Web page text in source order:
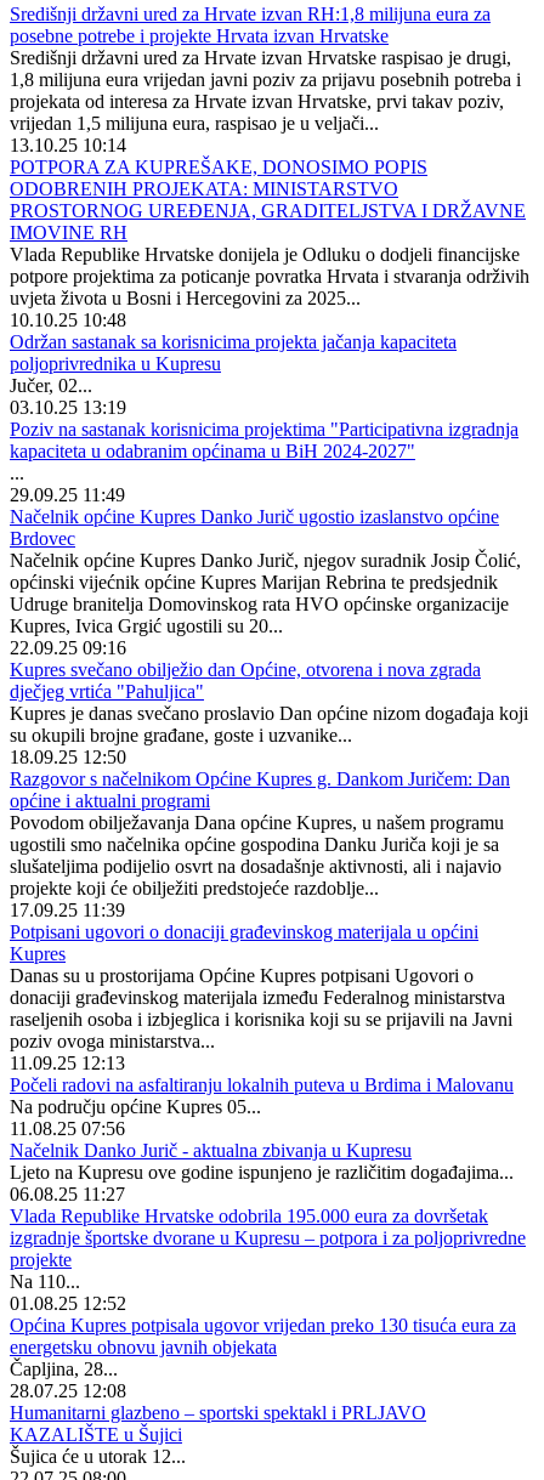
Središnji državni ured za Hrvate izvan RH:1,8 milijuna eura za
posebne potrebe i projekte Hrvata izvan Hrvatske
Središnji državni ured za Hrvate izvan Hrvatske raspisao je drugi,
1,8 milijuna eura vrijedan javni poziv za prijavu posebnih potreba i
projekata od interesa za Hrvate izvan Hrvatske, prvi takav poziv,
vrijedan 1,5 milijuna eura, raspisao je u veljači...
13.10.25 10:14
POTPORA ZA KUPREŠAKE, DONOSIMO POPIS
ODOBRENIH PROJEKATA: MINISTARSTVO
PROSTORNOG UREĐENJA, GRADITELJSTVA I DRŽAVNE
IMOVINE RH
Vlada Republike Hrvatske donijela je Odluku o dodjeli financijske
potpore projektima za poticanje povratka Hrvata i stvaranja održivih
uvjeta života u Bosni i Hercegovini za 2025...
10.10.25 10:48
Održan sastanak sa korisnicima projekta jačanja kapaciteta
poljoprivrednika u Kupresu
Jučer, 02...
03.10.25 13:19
Poziv na sastanak korisnicima projektima "Participativna izgradnja
kapaciteta u odabranim općinama u BiH 2024-2027"
...
29.09.25 11:49
Načelnik općine Kupres Danko Jurič ugostio izaslanstvo općine
Brdovec
Načelnik općine Kupres Danko Jurič, njegov suradnik Josip Čolić,
općinski vijećnik općine Kupres Marijan Rebrina te predsjednik
Udruge branitelja Domovinskog rata HVO općinske organizacije
Kupres, Ivica Grgić ugostili su 20...
22.09.25 09:16
Kupres svečano obilježio dan Općine, otvorena i nova zgrada
dječjeg vrtića "Pahuljica"
Kupres je danas svečano proslavio Dan općine nizom događaja koji
su okupili brojne građane, goste i uzvanike...
18.09.25 12:50
Razgovor s načelnikom Općine Kupres g. Dankom Juričem: Dan
općine i aktualni programi
Povodom obilježavanja Dana općine Kupres, u našem programu
ugostili smo načelnika općine gospodina Danku Juriča koji je sa
slušateljima podijelio osvrt na dosadašnje aktivnosti, ali i najavio
projekte koji će obilježiti predstojeće razdoblje...
17.09.25 11:39
Potpisani ugovori o donaciji građevinskog materijala u općini
Kupres
Danas su u prostorijama Općine Kupres potpisani Ugovori o
donaciji građevinskog materijala između Federalnog ministarstva
raseljenih osoba i izbjeglica i korisnika koji su se prijavili na Javni
poziv ovoga ministarstva...
11.09.25 12:13
Počeli radovi na asfaltiranju lokalnih puteva u Brdima i Malovanu
Na području općine Kupres 05...
11.08.25 07:56
Načelnik Danko Jurič - aktualna zbivanja u Kupresu
Ljeto na Kupresu ove godine ispunjeno je različitim događajima...
06.08.25 11:27
Vlada Republike Hrvatske odobrila 195.000 eura za dovršetak
izgradnje športske dvorane u Kupresu – potpora i za poljoprivredne
projekte
Na 110...
01.08.25 12:52
Općina Kupres potpisala ugovor vrijedan preko 130 tisuća eura za
energetsku obnovu javnih objekata
Čapljina, 28...
28.07.25 12:08
Humanitarni glazbeno – sportski spektakl i PRLJAVO
KAZALIŠTE u Šujici
Šujica će u utorak 12...